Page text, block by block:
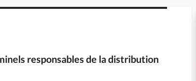
responsables de la distribution